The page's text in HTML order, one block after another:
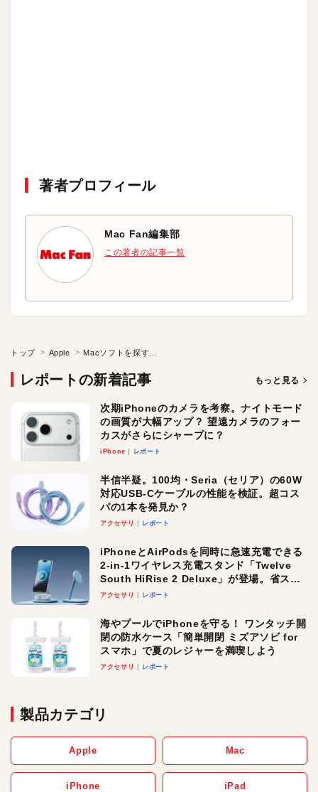
著者プロフィール
Mac Fan編集部
この著者の記事一覧
トップ Apple
レポートの新着記事 もっと見る
次期iPhoneのカメラを考察。ナイトモード
の画質が大幅アップ？ 望遠カメラのフォー
カスがさらにシャープに？
iPhone レポート
半信半疑。100均・Seria（セリア）の60W
対応USB-Cケーブルの性能を検証。超コス
パの1本を発見か？
アクセサリ レポート
iPhoneとAirPodsを同時に急速充電できる
2-in-1ワイヤレス充電スタンド「Twelve
South HiRise 2 Deluxe」が登場。省スペ
ースでおしゃれに充電したい人にオスス
アクセサリ レポート
海やプールでiPhoneを守る！ ワンタッチ開
閉の防水ケース「簡単開閉 ミズアソビ for
スマホ」で夏のレジャーを満喫しよう
アクセサリ レポート
製品カテゴリ
Apple Mac
iPhone iPad